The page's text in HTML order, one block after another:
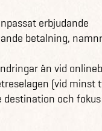
erbjudande
betalning,
än vid
(vid minst
destination och